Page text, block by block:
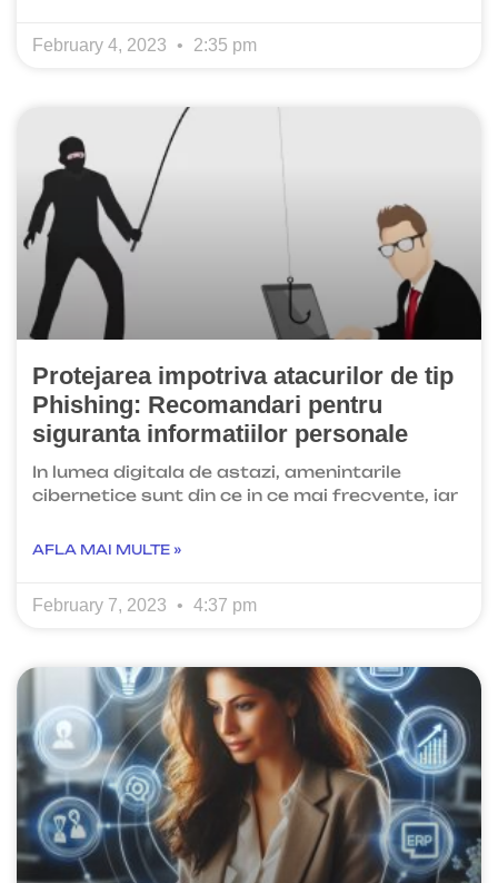
February 4, 2023 2:35 pm
Protejarea impotriva atacurilor de tip
Phishing: Recomandari pentru
siguranta informatiilor personale
In lumea digitala de astazi, amenintarile
cibernetice sunt din ce in ce mai frecvente, iar
AFLA MAI MULTE »
February 7, 2023 4:37 pm